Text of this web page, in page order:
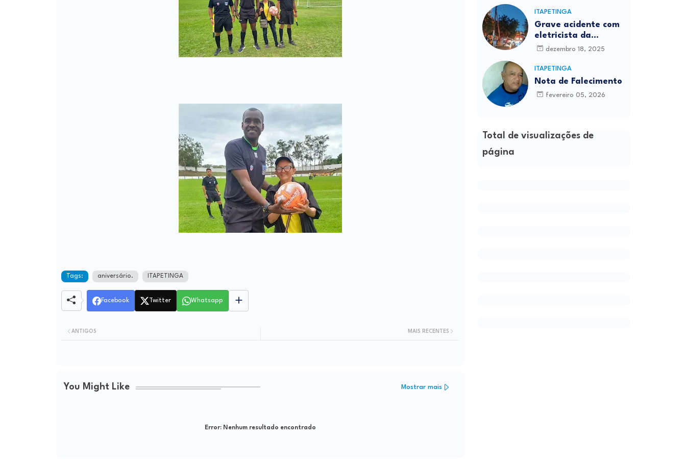
Tags: aniversário. ITAPETINGA
Facebook Twitter Whatsapp
MAIS RECENTES
ANTIGOS
You Might Like Mostrar mais
Error:Nenhum resultado encontrado
ITAPETINGA
Grave acidente com
eletricista da
Prefeitura é
Itapetinga
dezembro 18, 2025
ITAPETINGA
Nota de Falecimento
fevereiro 05, 2026
Total de visualizações de
página